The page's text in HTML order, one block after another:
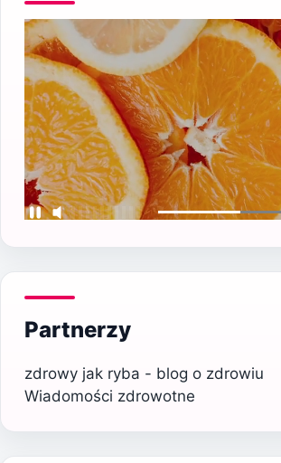
Partnerzy
zdrowy jak ryba - blog o zdrowiu
Wiadomości zdrowotne